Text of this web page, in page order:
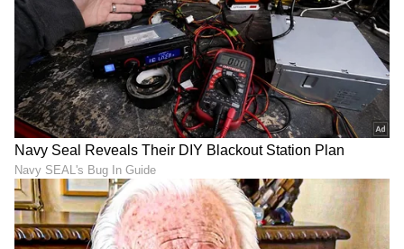
DOWNLOAD APP
RECOMMENDED STORIES